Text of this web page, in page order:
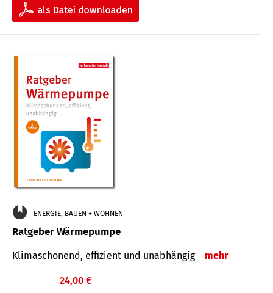
ENERGIE, BAUEN + WOHNEN
Ratgeber Wärmepumpe
Klimaschonend, effizient und unabhängig mehr
24,00 €